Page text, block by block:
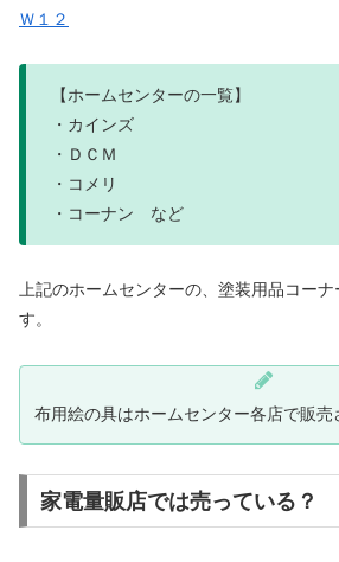
Ｗ１２
【ホームセンターの一覧】
・カインズ
・ＤＣＭ
・コメリ
・コーナン など
上記のホームセンターの、塗装用品コーナ
す。
布用絵の具はホームセンター各店で販売
家電量販店では売っている？